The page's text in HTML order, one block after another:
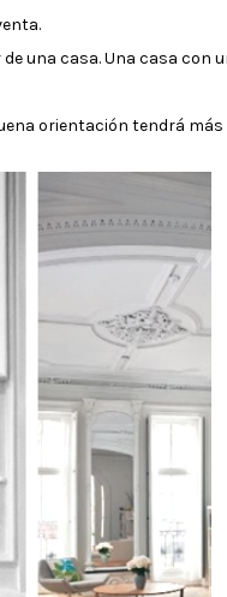
una casa. Una casa con
orientación tendrá